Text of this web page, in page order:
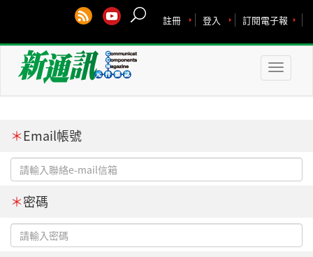
訂閱電子報
登入
註冊
Toggle
＊Email帳號
＊密碼